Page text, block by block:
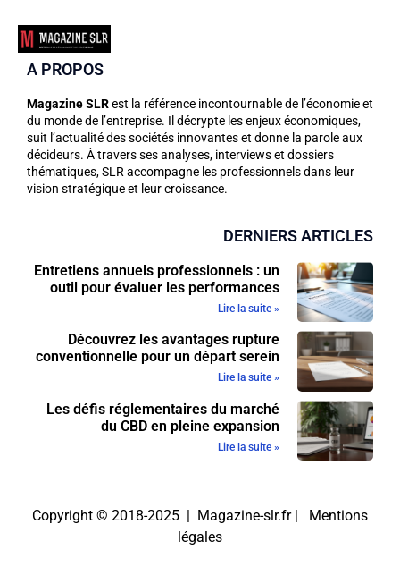
A PROPOS
Magazine SLRest la référence incontournable de l’économie et
du monde de l’entreprise. Il décrypte les enjeux économiques,
suit l’actualité des sociétés innovantes et donne la parole aux
décideurs. À travers ses analyses, interviews et dossiers
thématiques, SLR accompagne les professionnels dans leur
vision stratégique et leur croissance.
DERNIERS ARTICLES
Entretiens annuels professionnels : un
outil pour évaluer les performances
Lire la suite »
Découvrez les avantages rupture
conventionnelle pour un départ serein
Lire la suite »
Les défis réglementaires du marché
du CBD en pleine expansion
Lire la suite »
Copyright © 2018-2025 | Magazine-slr.fr |
Mentions
légales